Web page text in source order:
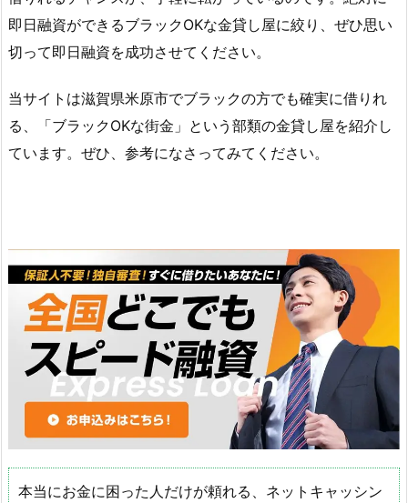
即日融資ができるブラックOKな金貸し屋に絞り、ぜひ思い
切って即日融資を成功させてください。
当サイトは滋賀県米原市でブラックの方でも確実に借りれ
る、「ブラックOKな街金」という部類の金貸し屋を紹介し
ています。ぜひ、参考になさってみてください。
本当にお金に困った人だけが頼れる、ネットキャッシン